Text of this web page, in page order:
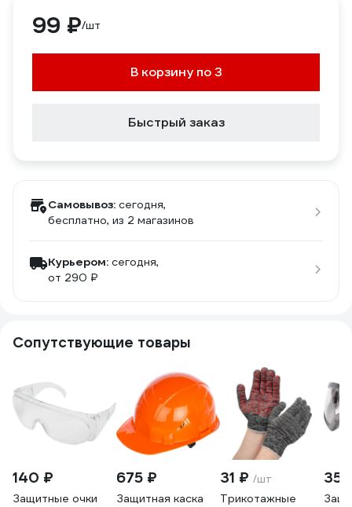
99 ₽/шт
В корзину по 3
Быстрый заказ
Самовывоз: сегодня,
бесплатно, из 2 магазинов
Курьером: сегодня,
от 290 ₽
Сопутствующие товары
140 ₽
Защитные очки
675 ₽
Защитная каска
31 ₽ /шт
Трикотажные